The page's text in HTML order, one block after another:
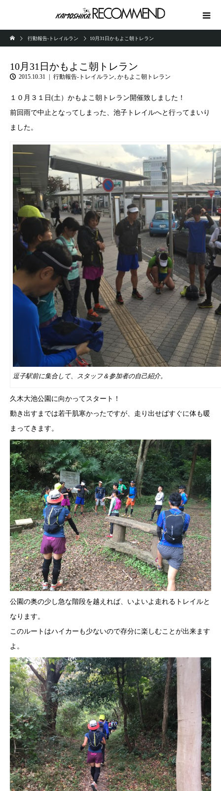
行動報告-トレイルラン 10月31日かもよこ朝トレラン
10月31日かもよこ朝トレラン
2015.10.31 行動報告-トレイルラン, かもよこ朝トレラン
１０月３１日(土）かもよこ朝トレラン開催致しました！
前回雨で中止となってしまった、池子トレイルへと行ってまいり
ました。
逗子駅前に集合して、スタッフ＆参加者の自己紹介。
久木大池公園に向かってスタート！
動き出すまでは若干肌寒かったですが、走り出せばすぐに体も暖
まってきます。
公園の奥の少し急な階段を越えれば、いよいよ走れるトレイルと
なります。
このルートはハイカーも少ないので存分に楽しむことが出来ます
よ。